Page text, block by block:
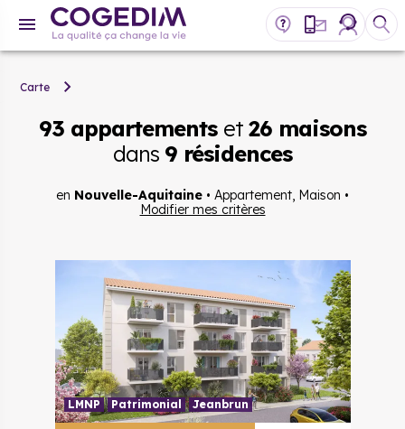
Carte
93 appartementset 26 maisons
dans 9 résidences
en Nouvelle-Aquitaine • Appartement, Maison •
Modifier mes critères
LMNP Patrimonial Jeanbrun